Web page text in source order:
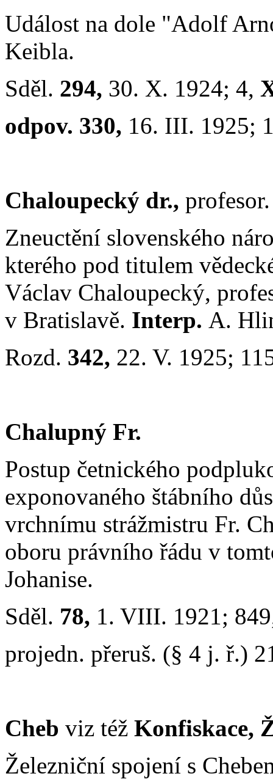
Událost na dole "Adolf
Keibla.
Sděl. 294, 30. X. 1924; 4,
odpov. 330, 16. III. 1925;
Chaloupecký dr., profesor.
Zneuctění slovenského
kterého pod titulem
Václav Chaloupecký,
v Bratislavě. Interp. A.
Rozd. 342, 22. V. 1925;
Chalupný Fr.
Postup četnického
exponovaného štábního
vrchnímu strážmistru Fr.
oboru právního řádu v
Johanise.
Sděl. 78, 1. VIII. 1921;
projedn. přeruš. (§ 4 j. ř.)
Cheb viz též Konfiskace,
Železniční spojení s